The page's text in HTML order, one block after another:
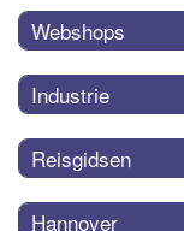
Webshops
Industrie
Reisgidsen
Hannover